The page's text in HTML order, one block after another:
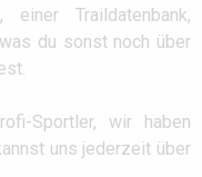
Traildatenbank,
du sonst noch über
Sportler, wir haben
uns jederzeit über